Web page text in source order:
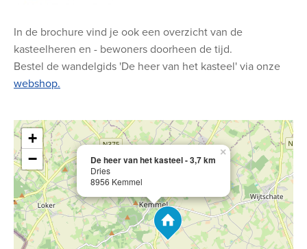
In de brochure vind je ook een overzicht van de
kasteelheren en - bewoners doorheen de tijd.
Bestel de wandelgids 'De heer van het kasteel' via onze
webshop.
De heer van het kasteel - 3,7 km
Dries
8956 Kemmel
×
+
−